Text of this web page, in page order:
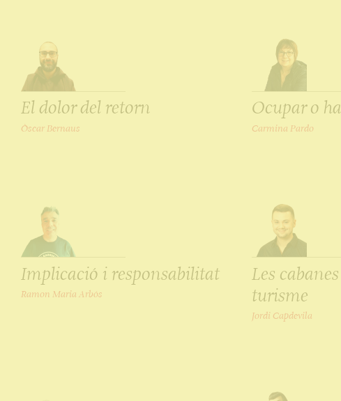
El dolor del retorn
Òscar Bernaus
Ocupar o
Carmina Pardo
Implicació i responsabilitat
Ramon Maria Arbós
Les
turisme
Jordi Capdevila